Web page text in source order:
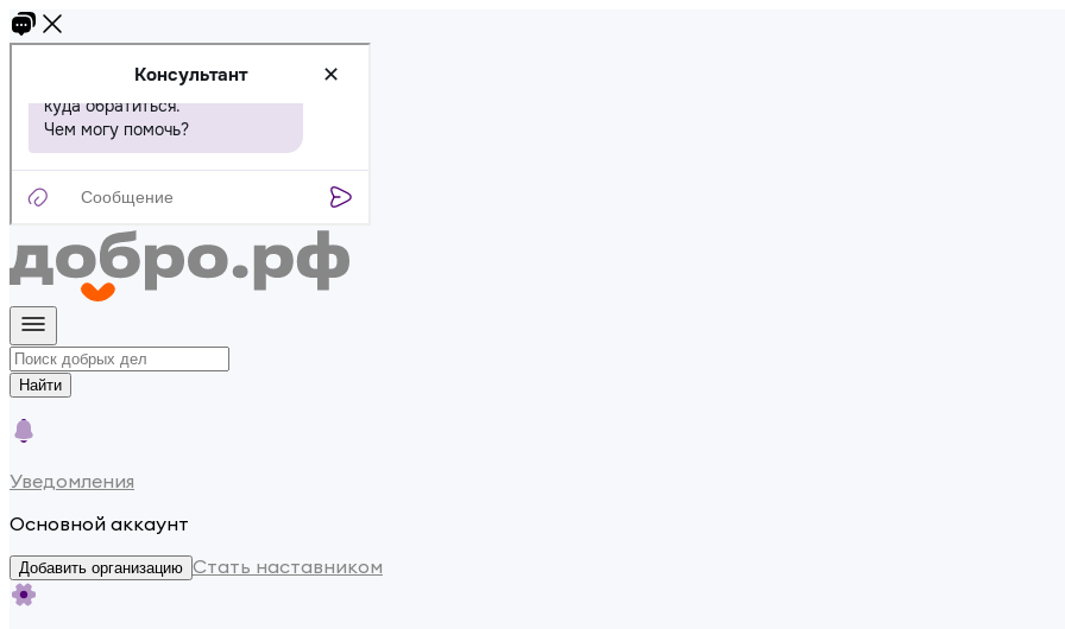
Найти
Уведомления
Основной аккаунт
Добавить организацию Стать наставником